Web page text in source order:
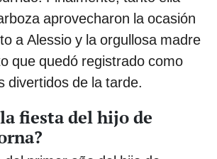
aprovecharon la ocasión
a Alessio y la orgullosa madre
que quedó registrado como
divertidos de la tarde.
fiesta del hijo de